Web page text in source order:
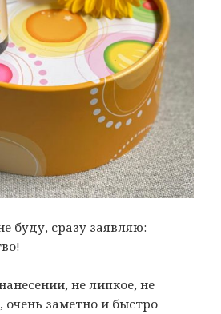
буду, сразу заявляю:
не липкое, не
заметно и быстро